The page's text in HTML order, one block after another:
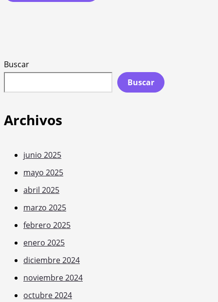
Buscar
Buscar
Archivos
junio 2025
mayo 2025
abril 2025
marzo 2025
febrero 2025
enero 2025
diciembre 2024
noviembre 2024
octubre 2024